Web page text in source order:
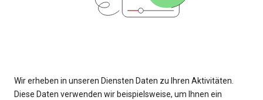
Wir erheben in unseren Diensten Daten zu Ihren Aktivitäten.
Diese Daten verwenden wir beispielsweise, um Ihnen ein